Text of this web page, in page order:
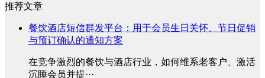
推荐文章
餐饮酒店短信群发平台：用于会员生日关怀、节日促销
与预订确认的通知方案
在竞争激烈的餐饮与酒店行业，如何维系老客户、激活
沉睡会员并提···